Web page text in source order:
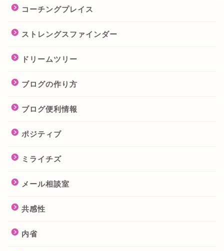
コーチングプレイス
ストレングスファインダー
ドリームツリー
ブログの作り方
ブログ便利情報
ポジティブ
ミライチズ
メール相談室
共感性
内省